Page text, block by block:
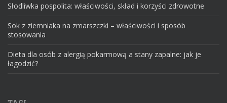
Słodliwka pospolita: właściwości, skład i korzyści zdrowotne
Sok z ziemniaka na zmarszczki – właściwości i sposób
stosowania
Dieta dla osób z alergią pokarmową a stany zapalne: jak je
łagodzić?